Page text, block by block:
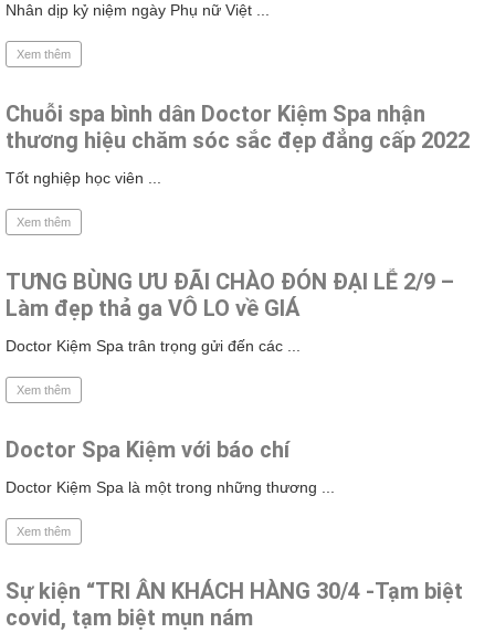
Nhân dịp kỷ niệm ngày Phụ nữ Việt ...
Xem thêm
Chuỗi spa bình dân Doctor Kiệm Spa nhận
thương hiệu chăm sóc sắc đẹp đẳng cấp 2022
Tốt nghiệp học viên ...
Xem thêm
TƯNG BÙNG ƯU ĐÃI CHÀO ĐÓN ĐẠI LỄ 2/9 –
Làm đẹp thả ga VÔ LO về GIÁ
Doctor Kiệm Spa trân trọng gửi đến các ...
Xem thêm
Doctor Spa Kiệm với báo chí
Doctor Kiệm Spa là một trong những thương ...
Xem thêm
Sự kiện “TRI ÂN KHÁCH HÀNG 30/4 -Tạm biệt
covid, tạm biệt mụn nám